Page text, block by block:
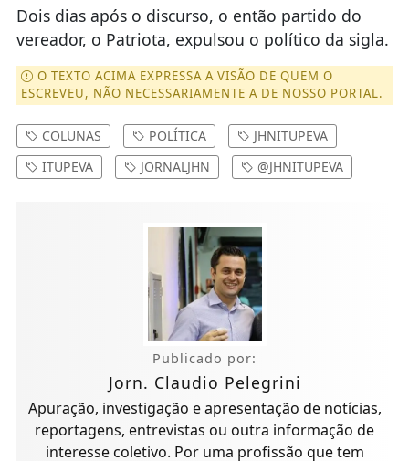
Dois dias após o discurso, o então partido do
vereador, o Patriota, expulsou o político da sigla.
O TEXTO ACIMA EXPRESSA A VISÃO DE QUEM O
ESCREVEU, NÃO NECESSARIAMENTE A DE NOSSO PORTAL.
COLUNAS POLÍTICA
JHNITUPEVA
ITUPEVA
JORNALJHN @JHNITUPEVA
Publicado por:
Jorn. Claudio Pelegrini
Apuração, investigação e apresentação de notícias,
reportagens, entrevistas ou outra informação de
interesse coletivo. Por uma profissão que tem